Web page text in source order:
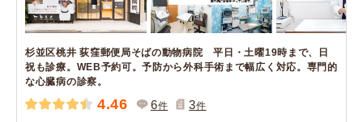
杉並区桃井 荻窪郵便局そばの動物病院 平日・土曜19時まで、日
祝も診療。WEB予約可。予防から外科手術まで幅広く対応。専門的
な心臓病の診察。
4.46 6件 3件